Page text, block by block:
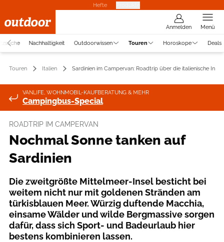
Hefte
Anmelden Menü
Nachhaltigkeit Outdoorwissen Touren Horoskope Deals
Touren Italien Sardinien im Campervan: Roadtrip über die italienische Insel
VANLIFE, WOHNMOBIL-KAUFBERATUNG & MEHR
Campingbus-Special
ROADTRIP IM CAMPERVAN
Nochmal Sonne tanken auf
Sardinien
Die zweitgrößte Mittelmeer-Insel besticht bei
weitem nicht nur mit goldenen Stränden am
türkisblauen Meer. Würzig duftende Macchia,
einsame Wälder und wilde Bergmassive sorgen
dafür, dass sich Sport- und Badeurlaub hier
bestens kombinieren lassen.